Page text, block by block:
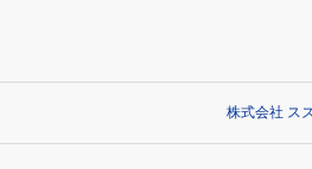
株式会社 ス